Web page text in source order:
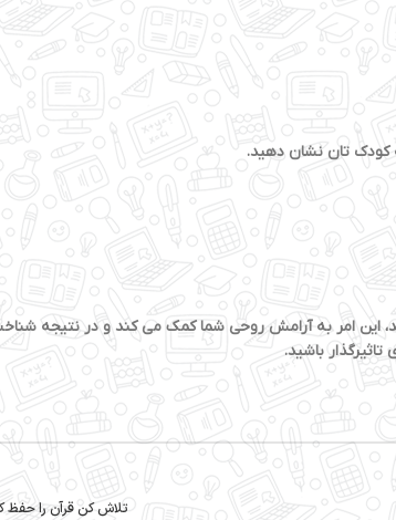
کودک تان نشان دهید.
این امر به آرامش روحی شما کمک می کند و در نتیجه
باشید.
تلاش کن قرآن را حفظ